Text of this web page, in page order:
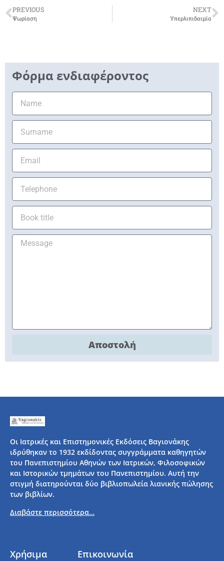
PREVIOUS
Ψωρίαση
NEXT
Υπερλιπιδαιμία
Φόρμα ενδιαφέροντος
Αποστολή
Οι Ιατρικές και Επιστημονικές Εκδόσεις Βαγιονάκης
ιδρύθηκαν το 1932 εκδίδοντας συγγράμματα καθηγητών
του Πανεπιστημίου Αθηνών των Ιατρικών, Φιλοσοφικών
και Ιστορικών τμημάτων του Πανεπιστημίου. Αυτή την
στιγμή διατηρούνται δύο βιβλιοπωλεία λιανικής πώλησης
των βιβλίων.
Διαβάστε περισσότερα…
Χρήσιμα Επικοινωνία